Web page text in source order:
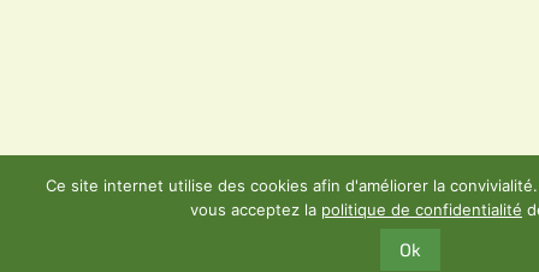
Ce site internet utilise des cookies afin d'améliorer la
vous acceptez la politique de confidentialité
Ok